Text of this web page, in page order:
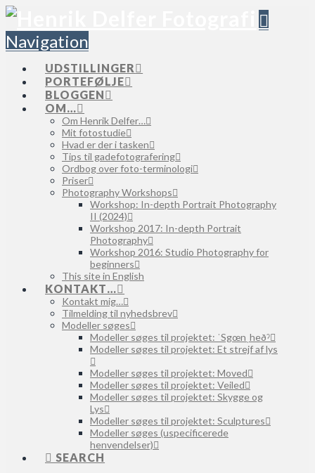
Navigation
UDSTILLINGER
PORTEFØLJE
BLOGGEN
OM…
Om Henrik Delfer…
Mit fotostudie
Hvad er der i tasken
Tips til gadefotografering
Ordbog over foto-terminologi
Priser
Photography Workshops
Workshop: In-depth Portrait Photography
II (2024)
Workshop 2017: In-depth Portrait
Photography
Workshop 2016: Studio Photography for
beginners
This site in English
KONTAKT…
Kontakt mig…
Tilmelding til nyhedsbrev
Modeller søges
Modeller søges til projektet: ˈSgœnˌheðˀ
Modeller søges til projektet: Et strejf af lys
Modeller søges til projektet: Moved
Modeller søges til projektet: Veiled
Modeller søges til projektet: Skygge og
Lys
Modeller søges til projektet: Sculptures
Modeller søges (uspecificerede
henvendelser)
SEARCH